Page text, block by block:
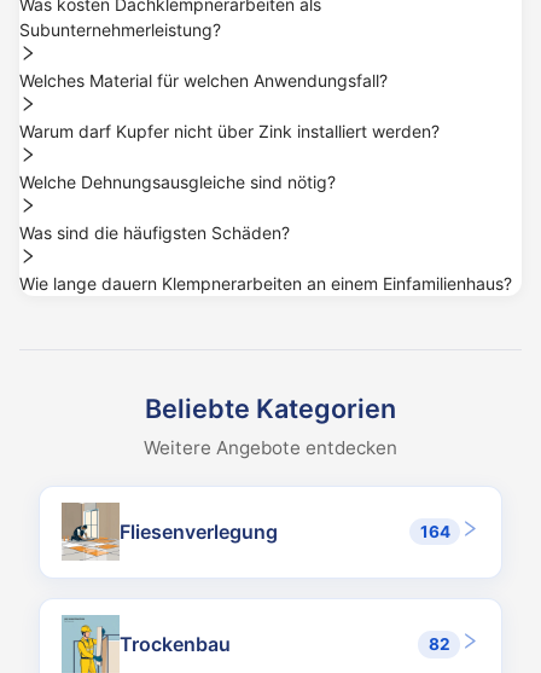
Was kosten Dachklempnerarbeiten als
Subunternehmerleistung?
Welches Material für welchen Anwendungsfall?
Warum darf Kupfer nicht über Zink installiert werden?
Welche Dehnungsausgleiche sind nötig?
Was sind die häufigsten Schäden?
Wie lange dauern Klempnerarbeiten an einem Einfamilienhaus?
Warum darf Kupfer nicht über Zink installiert werden?
Bei Regen werden Kupferionen abgespült und greifen
Welche Dehnungsausgleiche sind nötig?
Beispiel Deutschland: Zink dehnt sich 2,2 mm/m bei 100 K
Was sind die häufigsten Schäden?
Verstopfte Rinnen mit Wasserrückstau und Frostschäden,
Wie lange dauern Klempnerarbeiten an einem Einfamilienhaus?
Komplette Dachentwässerung (60–80 lfm Rinnen, 4 Fallrohre):
Beliebte Kategorien
Weitere Angebote entdecken
Fliesenverlegung 164
Trockenbau 82